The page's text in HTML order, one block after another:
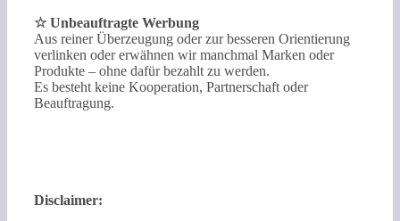
☆ Unbeauftragte Werbung
Aus reiner Überzeugung oder zur besseren Orientierung
verlinken oder erwähnen wir manchmal Marken oder
Produkte – ohne dafür bezahlt zu werden.
Es besteht keine Kooperation, Partnerschaft oder
Beauftragung.
Disclaimer: